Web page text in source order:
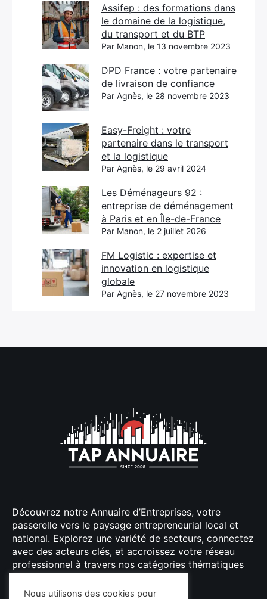
Assifep : des formations dans
le domaine de la logistique,
du transport et du BTP
Par Manon, le 13 novembre 2023
DPD France : votre partenaire
de livraison de confiance
Par Agnès, le 28 novembre 2023
Easy-Freight : votre
partenaire dans le transport
et la logistique
Par Agnès, le 29 avril 2024
Les Déménageurs 92 :
entreprise de déménagement
à Paris et en Île-de-France
Par Manon, le 2 juillet 2026
FM Logistic : expertise et
innovation en logistique
globale
Par Agnès, le 27 novembre 2023
Découvrez notre Annuaire d’Entreprises, votre
passerelle vers le paysage entrepreneurial local et
national. Explorez une variété de secteurs, connectez
avec des acteurs clés, et accroissez votre réseau
professionnel à travers nos catégories thématiques
Nous utilisons des cookies pour